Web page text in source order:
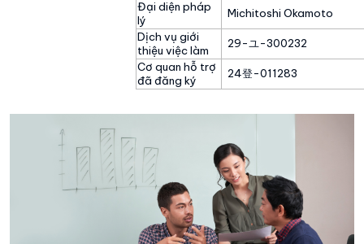
Đại diện pháp
lý
Michitoshi Okamoto
Dịch vụ giới
thiệu việc làm
29-ユ-300232
Cơ quan hỗ trợ
đã đăng ký
24登-011283